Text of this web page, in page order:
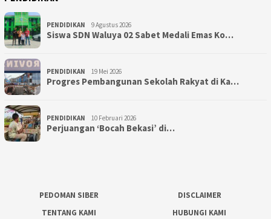
PENDIDIKAN 9 Agustus 2026
Siswa SDN Waluya 02 Sabet Medali Emas Ko…
PENDIDIKAN 19 Mei 2026
Progres Pembangunan Sekolah Rakyat di Ka…
PENDIDIKAN 10 Februari 2026
Perjuangan ‘Bocah Bekasi’ di…
PEDOMAN SIBER
DISCLAIMER
TENTANG KAMI
HUBUNGI KAMI